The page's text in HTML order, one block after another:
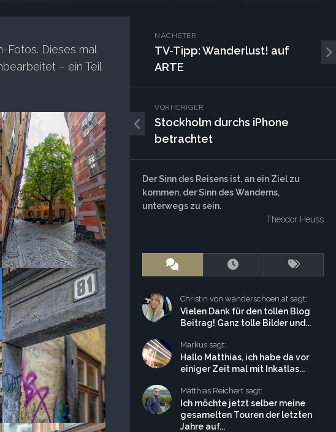
Dieses mal
– ein Teil
NÄCHSTER
TV-Tipp: Wanderlust! auf
ARTE
VORHERIGER
Stockholm durchs iPhone
betrachtet
Der Sinn des Reisens ist, an ein Ziel zu
kommen, der Sinn des Wanderns,
unterwegs zu sein.
Theodor Heuss
Christin von wanderschoen.at sagt:
Vielen Dank für den tollen Blog
Beitrag! Ganz tolle Bilder und...
Markus sagt:
Hallo Matthias, ich habe da vor
einiger Zeit mal mit Inkatlas...
Matthias Reichert sagt:
Ich möchte jetzt selber meine
gesamelten Touren der letzten
Jahre auf...